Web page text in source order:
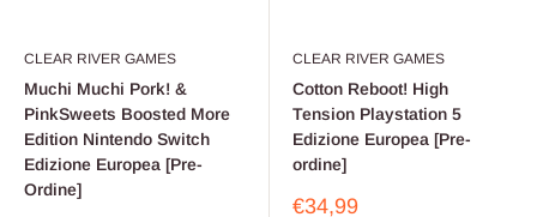
CLEAR RIVER GAMES
Muchi Muchi Pork! &
PinkSweets Boosted More
Edition Nintendo Switch
Edizione Europea [Pre-
Ordine]
CLEAR RIVER GAMES
Cotton Reboot! High
Tension Playstation 5
Edizione Europea [Pre-
ordine]
Prezzo
€34,99